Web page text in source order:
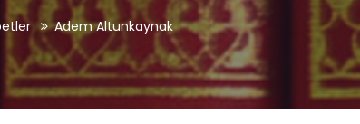
Adem Altunkaynak